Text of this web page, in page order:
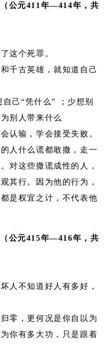
公元411年—414年，共
这个死罪。
千古英雄，就知道自己
己“凭什么” ；少想别
别人带来什么
认输，学会接受失败。
人什么谎都敢撒，走一
对这些撒谎成性的人，
其行。因为他的行为，
是权宜之计，不代表他
公元415年—416年，共
人不知道好人有多好，
零，更何况是你自以为
你有多大功，只是跟着